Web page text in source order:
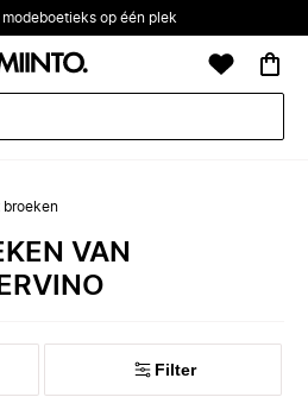
modeboetieks op één plek
broeken
VAN
Filter